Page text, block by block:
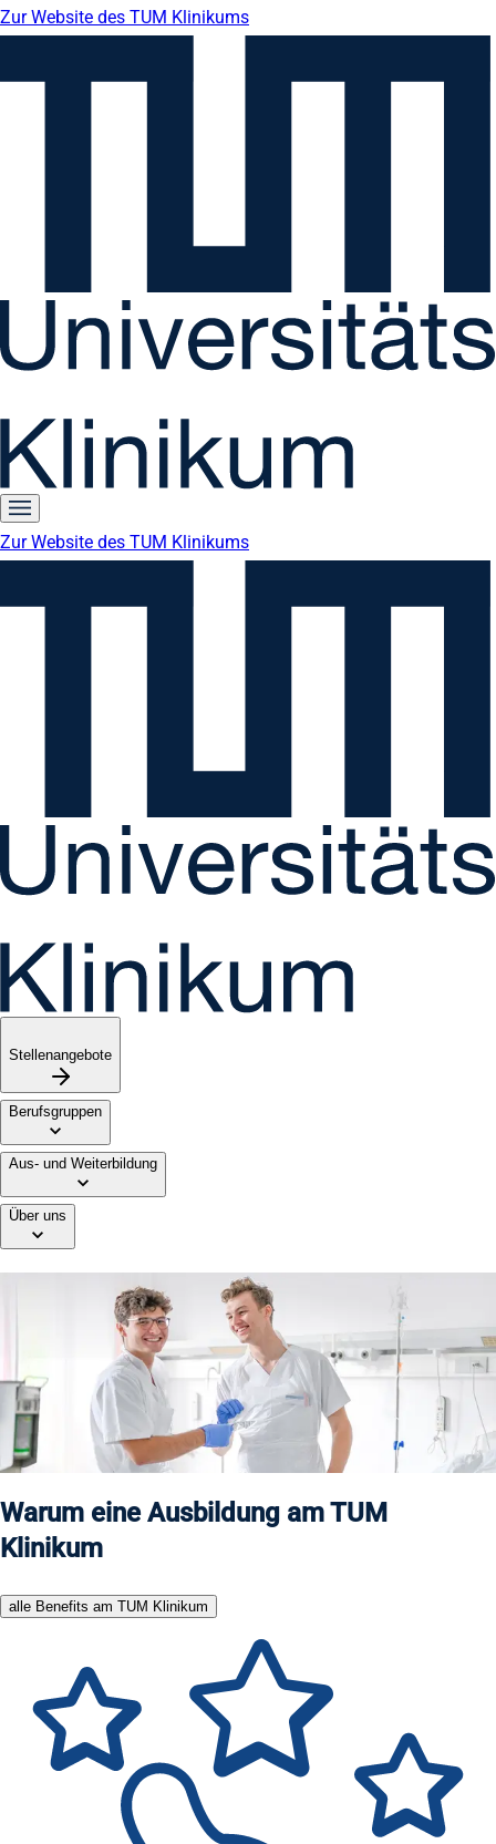
Zur Website des TUM Klinikums
Zur Website des TUM Klinikums
Stellenangebote
Berufsgruppen
Aus- und Weiterbildung
Über uns
Deine Ausbildung
Eine Ausbildung am TUM Klinikum legt den Grundstein für eine
erfolgreiche Karriere im Gesundheitswesen. Bei uns lernst Du
praxisnah, übernimmst Verantwortung und entwickelst dich
fachlich und persönlich weiter.
Warum eine Ausbildung am TUM
Klinikum
alle Benefits am TUM Klinikum